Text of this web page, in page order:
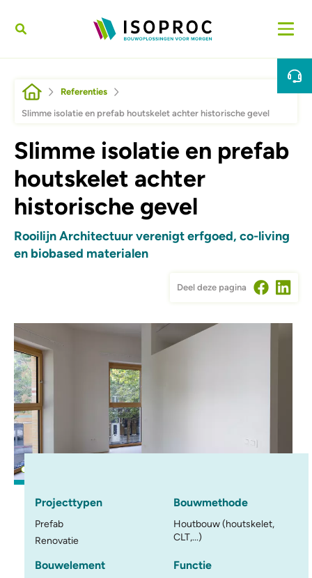
Kruimelpad
Referenties
Slimme isolatie en prefab houtskelet achter historische gevel
Slimme isolatie en prefab
houtskelet achter
historische gevel
Rooilijn Architectuur verenigt erfgoed, co-living
en biobased materialen
Deel deze pagina
Projecttypen
Prefab
Renovatie
Bouwmethode
Houtbouw (houtskelet,
CLT,...)
Bouwelement Functie